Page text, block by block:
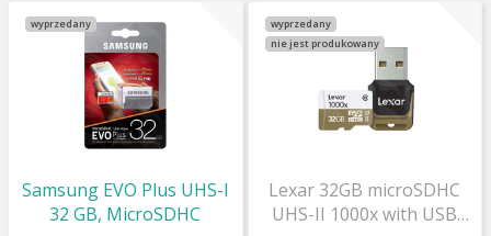
wyprzedany
Samsung EVO Plus UHS-I
32 GB, MicroSDHC
wyprzedany
nie jest produkowany
Lexar 32GB microSDHC
UHS-II 1000x with USB